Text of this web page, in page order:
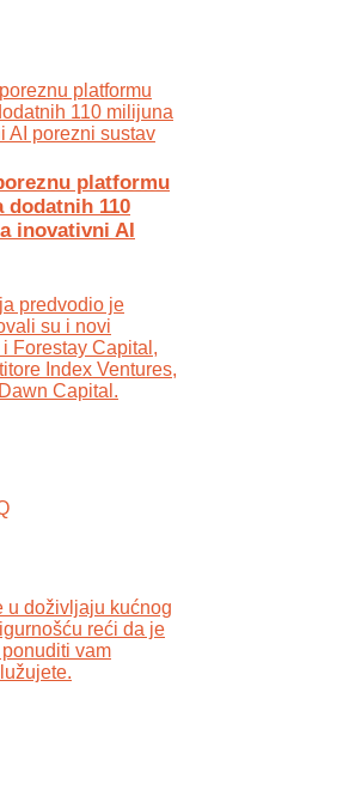
platformu
dodatnih 110
inovativni AI
predvodio je
su i novi
Forestay Capital,
Index Ventures,
Capital.
u doživljaju kućnog
reći da je
vam